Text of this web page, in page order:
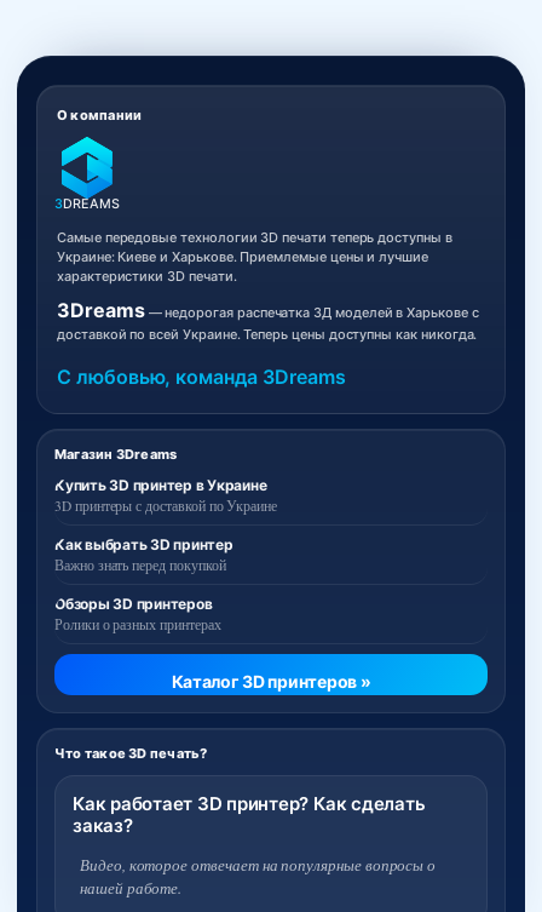
Магазин 3Dreams
Купить 3D принтер в Украине
3D принтеры с доставкой по Украине
Как выбрать 3D принтер
Важно знать перед покупкой
Обзоры 3D принтеров
Ролики о разных принтерах
Каталог 3D принтеров »
Что такое 3D печать?
Как работает 3D принтер? Как сделать
заказ?
Видео, которое отвечает на популярные вопросы о
нашей работе.
О компании
3DREAMS
Самые передовые технологии 3D печати теперь доступны в
Украине: Киеве и Харькове. Приемлемые цены и лучшие
характеристики 3D печати.
3Dreams— недорогая распечатка 3Д моделей в Харькове с
доставкой по всей Украине. Теперь цены доступны как никогда.
С любовью, команда 3Dreams